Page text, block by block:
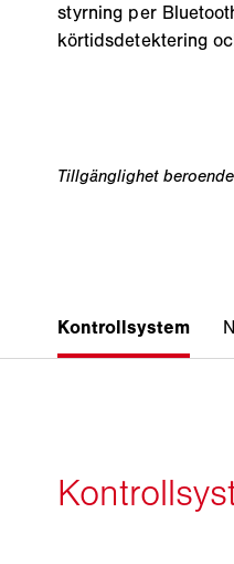
styrning per
körtidsdetektering